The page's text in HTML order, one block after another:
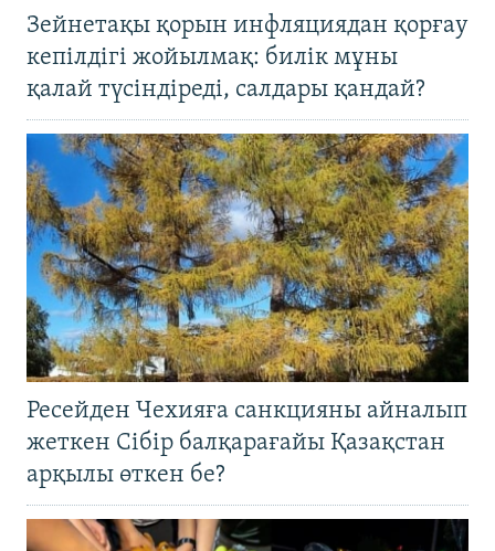
Зейнетақы қорын инфляциядан қорғау
кепілдігі жойылмақ: билік мұны
қалай түсіндіреді, салдары қандай?
Ресейден Чехияға санкцияны айналып
жеткен Сібір балқарағайы Қазақстан
арқылы өткен бе?